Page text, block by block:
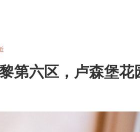
第六区，卢森堡花